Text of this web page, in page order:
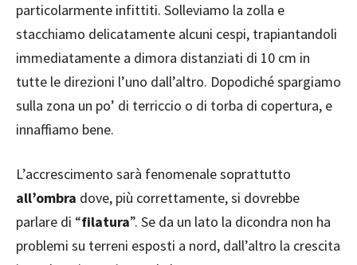
particolarmente infittiti. Solleviamo la zolla e
stacchiamo delicatamente alcuni cespi, trapiantandoli
immediatamente a dimora distanziati di 10 cm in
tutte le direzioni l’uno dall’altro. Dopodiché spargiamo
sulla zona un po’ di terriccio o di torba di copertura, e
innaffiamo bene.
L’accrescimento sarà fenomenale soprattutto
all’ombra dove, più correttamente, si dovrebbe
parlare di “filatura”. Se da un lato la dicondra non ha
problemi su terreni esposti a nord, dall’altro la crescita